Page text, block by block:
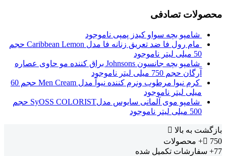
محصولات تصادفی
شامپو بچه سواو کیدز پمپی ناموجود
مام رول فا ضد تعریق زنانه فا مدل Caribbean Lemon حجم
50 میلی لیتر
ناموجود
شامپو بچه جانسون Johnsons براق کننده مو حاوی عصاره
آرگان حجم 750 میلی لیتر
ناموجود
کرم نیوا مرطوب ونرم کننده نیوآ مدل Men Cream حجم 60
میلی لیتر ناموجود
شامپو موی آلمانی سایوس مدلSyOSS COLORIST حجم
500 میلی لیتر
ناموجود
بازگشت به بالا
750+
محصولات
77+
سفارشات تکمیل شده